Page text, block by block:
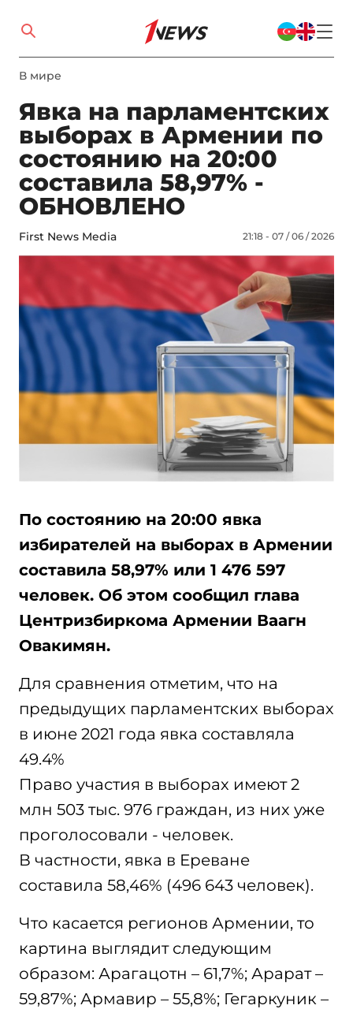
В мире
Явка на парламентских
выборах в Армении по
состоянию на 20:00
составила 58,97% -
ОБНОВЛЕНО
First News Media 21:18 - 07 / 06 / 2026
По состоянию на 20:00 явка
избирателей на выборах в Армении
составила 58,97% или 1 476 597
человек. Об этом сообщил глава
Центризбиркома Армении Ваагн
Овакимян.
Для сравнения отметим, что на
предыдущих парламентских выборах
в июне 2021 года явка составляла
49.4%
Право участия в выборах имеют 2
млн 503 тыс. 976 граждан, из них уже
проголосовали - человек.
В частности, явка в Ереване
составила 58,46% (496 643 человек).
Что касается регионов Армении, то
картина выглядит следующим
образом: Арагацотн – 61,7%; Арарат –
59,87%; Армавир – 55,8%; Гегаркуник –